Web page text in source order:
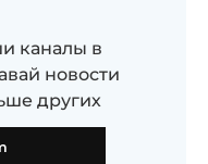
каналы в
новости
других